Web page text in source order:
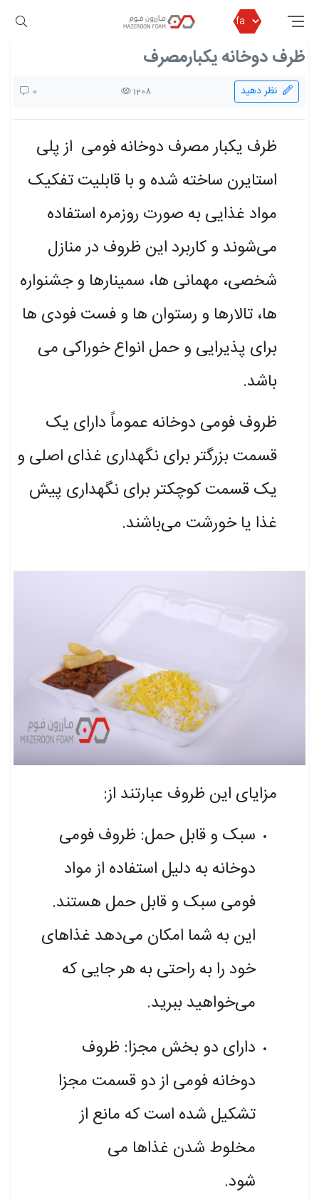
مازرون فوم بلاگ مازرون فوم ظرف دوخانه یکبارمصرف
ظرف دوخانه یکبارمصرف
0 1208 نظر دهید
ظرف یکبار مصرف دوخانه فومی از پلی
استایرن ساخته شده و با قابلیت تفکیک
مواد غذایی به صورت روزمره استفاده
می‌شوند و کاربرد این ظروف در منازل
شخصی، مهمانی ها، سمینارها و جشنواره
ها، تالارها و رستوان ها و فست فودی ها
برای پذیرایی و حمل انواع خوراکی می
باشد.
ظروف فومی دوخانه عموماً دارای یک
قسمت بزرگتر برای نگهداری غذای اصلی و
یک قسمت کوچکتر برای نگهداری پیش
غذا یا خورشت می‌باشند.
مزایای این ظروف عبارتند از:
سبک و قابل حمل: ظروف فومی
دوخانه به دلیل استفاده از مواد
فومی سبک و قابل حمل هستند.
این به شما امکان می‌دهد غذاهای
خود را به راحتی به هر جایی که
می‌خواهید ببرید.
دارای دو بخش مجزا: ظروف
دوخانه فومی از دو قسمت مجزا
تشکیل شده است که مانع از
مخلوط شدن غذاها می
شود.